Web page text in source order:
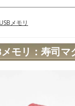
メモリ
メモリ：寿司マ